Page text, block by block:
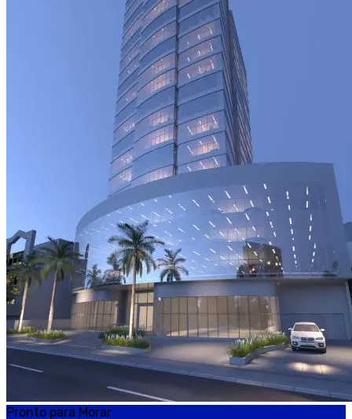
Pronto para Morar